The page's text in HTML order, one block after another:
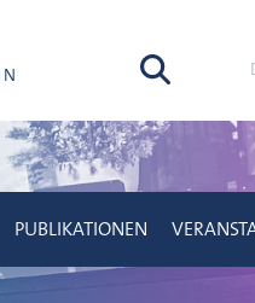
Suche
PUBLIKATIONEN